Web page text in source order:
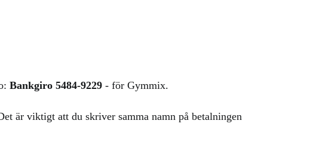
Bankgiro 5484-9229 - för Gymmix.
är viktigt att du skriver samma namn på betalningen